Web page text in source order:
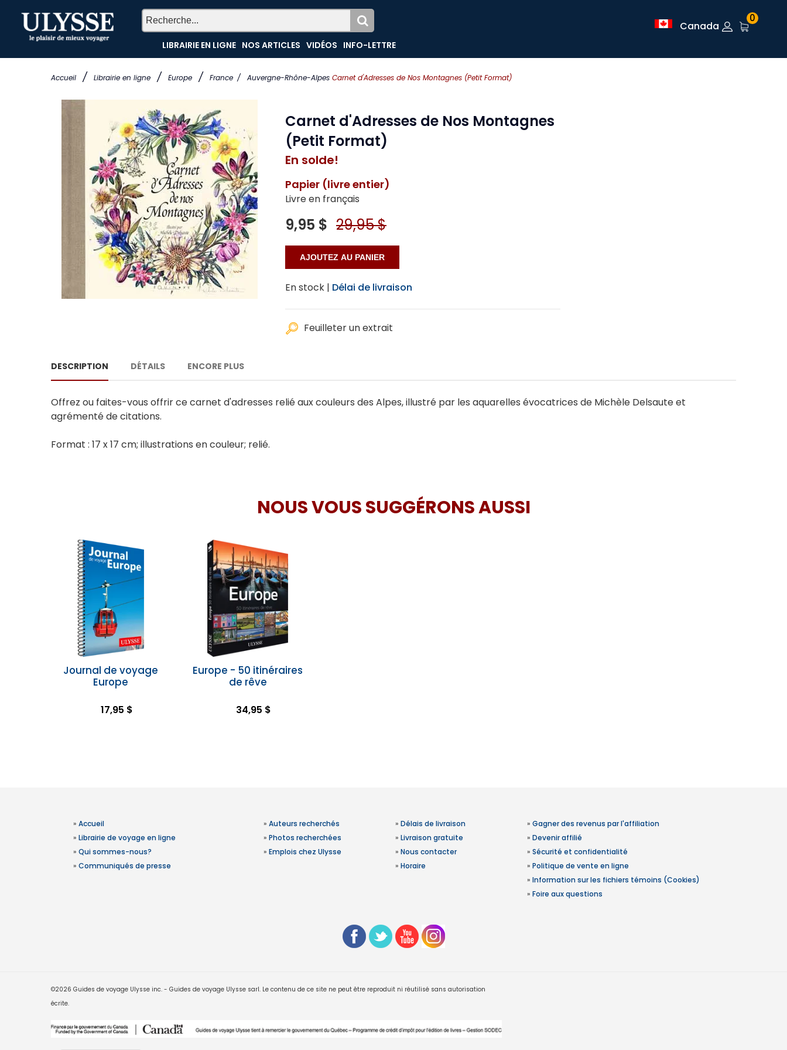
Accueil / Librairie en ligne / Europe / France / Auvergne-Rhône-Alpes Carnet d'Adresses de Nos Montagnes (Petit Format)
LIBRAIRIE EN LIGNE NOS ARTICLES VIDÉOS INFO-LETTRE
Canada
0
Carnet d'Adresses de Nos Montagnes
(Petit Format)
En solde!
Papier (livre entier)
Livre en français
9,95 $ 29,95 $
En stock | Délai de livraison
Feuilleter un extrait
DESCRIPTION DÉTAILS ENCORE PLUS
Offrez ou faites-vous offrir ce carnet d'adresses relié aux couleurs des Alpes, illustré par les aquarelles évocatrices de Michèle Delsaute et
agrémenté de citations.
Format : 17 x 17 cm; illustrations en couleur; relié.
NOUS VOUS SUGGÉRONS AUSSI
Journal de voyage
Europe
17,95 $
Europe - 50 itinéraires
de rêve
34,95 $
» Accueil
» Librairie de voyage en ligne
» Qui sommes-nous?
» Communiqués de presse
» Auteurs recherchés
» Photos recherchées
» Emplois chez Ulysse
» Délais de livraison
» Livraison gratuite
» Nous contacter
» Horaire
» Gagner des revenus par l'affiliation
» Devenir affilié
» Sécurité et confidentialité
» Politique de vente en ligne
» Information sur les fichiers témoins (Cookies)
» Foire aux questions
©2026 Guides de voyage Ulysse inc. - Guides de voyage Ulysse sarl. Le contenu de ce site ne peut être reproduit ni réutilisé sans autorisation
écrite.